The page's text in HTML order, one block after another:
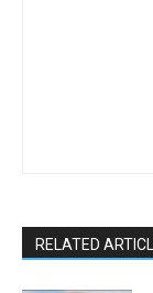
RELATED